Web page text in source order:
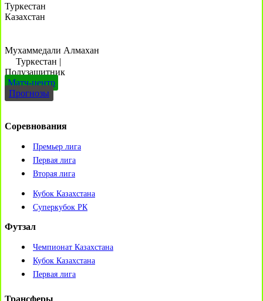
Туркестан
Казахстан
Мухаммедали Алмахан
Туркестан |
Полузащитник
Матч-центр
Прогнозы
Соревнования
Премьер лига
Первая лига
Вторая лига
Кубок Казахстана
Суперкубок РК
Футзал
Чемпионат Казахстана
Кубок Казахстана
Первая лига
Трансферы